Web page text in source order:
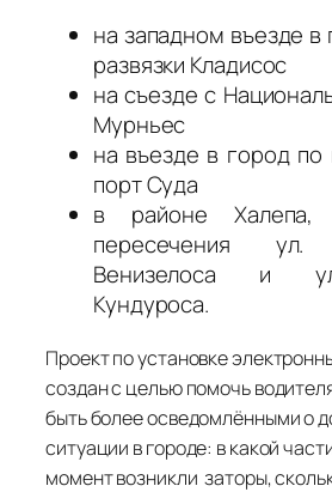
на западном въезде в
развязки Кладисос
на съезде с
Мурньес
на въезде в город
порт Суда
в районе Халепа,
пересечения ул.
Венизелоса и
Кундуроса.
Проект по установке
создан с целью помочь
быть более осведомлёнными о
ситуации в городе: в какой
момент возникли заторы,